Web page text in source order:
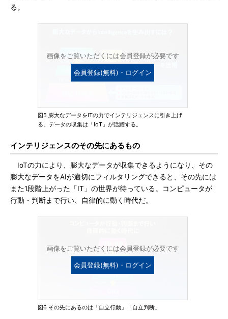
る。
画像をご覧いただくには会員登録が必要です
会員登録(無料)・ログイン
図5 膨大なデータをITの力でインテリジェンスに引き上げ
る。データの収集は「IoT」が活躍する。
インテリジェンスのその先にあるもの
IoTの力により、膨大なデータが収集できるようになり、その
膨大なデータをAIが適切にフィルタリングできると、その先には
また1段階上がった「IT」の世界が待っている。コンピュータが
行動・判断まで行い、自律的に動く時代だ。
画像をご覧いただくには会員登録が必要です
会員登録(無料)・ログイン
図6 その先にあるのは「自立行動」「自立判断」